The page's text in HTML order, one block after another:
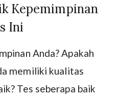
Kepemimpinan
Ini
Anda? Apakah
memiliki kualitas
Tes seberapa baik